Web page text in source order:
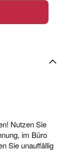
Nutzen Sie
im Büro
Sie unauffällig